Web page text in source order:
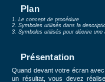
Plan
1. Le concept de procédure
2. Symboles utilisés dans la
3. Symboles utilisés pour décrire
Présentation
Quand devant votre écran
un résultat, vous devez